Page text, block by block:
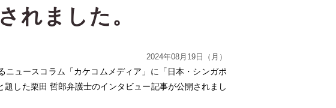
れました。
2024年08月19日（月）
ュースコラム「カケコムメディア」に「日本・シンガポ
した栗田 哲郎弁護士のインタビュー記事が公開されまし